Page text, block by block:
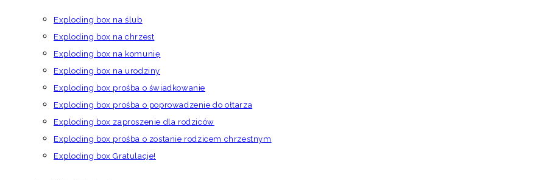
Exploding box na ślub
Exploding box na chrzest
Exploding box na komunię
Exploding box na urodziny
Exploding box prośba o świadkowanie
Exploding box prośba o poprowadzenie do ołtarza
Exploding box zaproszenie dla rodziców
Exploding box prośba o zostanie rodzicem chrzestnym
Exploding box Gratulacje!